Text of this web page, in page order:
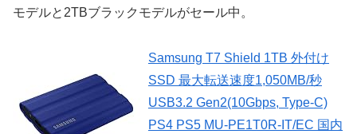
モデルと2TBブラックモデルがセール中。
Samsung T7 Shield 1TB 外付け
SSD 最大転送速度1,050MB/秒
USB3.2 Gen2(10Gbps, Type-C)
PS4 PS5 MU-PE1T0R-IT/EC 国内